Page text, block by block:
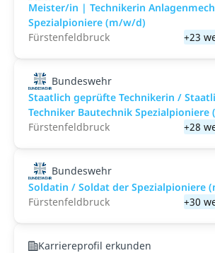
Meister/in | Technikerin
Spezialpioniere (m/w/d)
Fürstenfeldbruck
+23
Bundeswehr
Staatlich geprüfte Technikerin /
Techniker Bautechnik
Fürstenfeldbruck
+28
Bundeswehr
Soldatin / Soldat der Spezialpioniere
Fürstenfeldbruck
+30
Karriereprofil erkunden